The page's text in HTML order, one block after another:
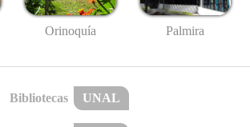
Orinoquía Palmira
Bibliotecas UNAL